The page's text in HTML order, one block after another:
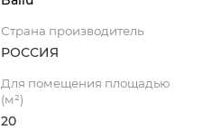
Страна производитель
РОССИЯ
Для помещения площадью
(м²)
20